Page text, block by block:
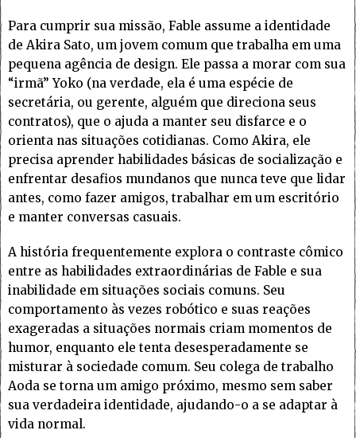
Para cumprir sua missão, Fable assume a identidade
de Akira Sato, um jovem comum que trabalha em uma
pequena agência de design. Ele passa a morar com sua
“irmã” Yoko (na verdade, ela é uma espécie de
secretária, ou gerente, alguém que direciona seus
contratos), que o ajuda a manter seu disfarce e o
orienta nas situações cotidianas. Como Akira, ele
precisa aprender habilidades básicas de socialização e
enfrentar desafios mundanos que nunca teve que lidar
antes, como fazer amigos, trabalhar em um escritório
e manter conversas casuais.
A história frequentemente explora o contraste cômico
entre as habilidades extraordinárias de Fable e sua
inabilidade em situações sociais comuns. Seu
comportamento às vezes robótico e suas reações
exageradas a situações normais criam momentos de
humor, enquanto ele tenta desesperadamente se
misturar à sociedade comum. Seu colega de trabalho
Aoda se torna um amigo próximo, mesmo sem saber
sua verdadeira identidade, ajudando-o a se adaptar à
vida normal.